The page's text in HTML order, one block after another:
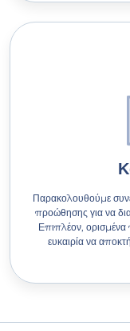
Παρακολουθούμε
προώθησης για να
Επιπλέον,
ευκαιρία να